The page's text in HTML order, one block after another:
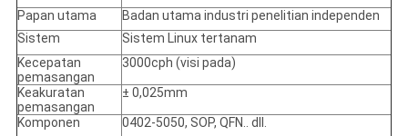
Papan utama
Badan utama industri penelitian independen
Sistem
Sistem Linux tertanam
Kecepatan
pemasangan
3000cph (visi pada)
Keakuratan
pemasangan
± 0,025mm
Komponen
0402-5050, SOP, QFN.. dll.